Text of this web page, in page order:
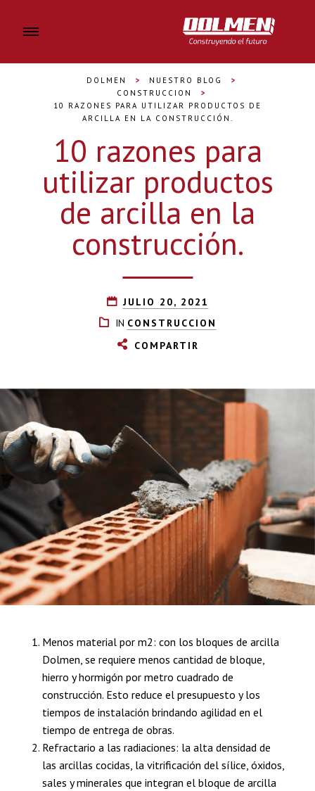
DOLMEN > NUESTRO BLOG
>
CONSTRUCCION
>
10 RAZONES PARA UTILIZAR PRODUCTOS DE
ARCILLA EN LA CONSTRUCCIÓN.
10 razones para
utilizar productos
de arcilla en la
construcción.
JULIO 20, 2021
IN CONSTRUCCION
COMPARTIR
Menos material por m2: con los bloques de arcilla
Dolmen, se requiere menos cantidad de bloque,
hierro y hormigón por metro cuadrado de
construcción. Esto reduce el presupuesto y los
tiempos de instalación brindando agilidad en el
tiempo de entrega de obras.
Refractario a las radiaciones: la alta densidad de
las arcillas cocidas, la vitrificación del sílice, óxidos,
sales y minerales que integran el bloque de arcilla